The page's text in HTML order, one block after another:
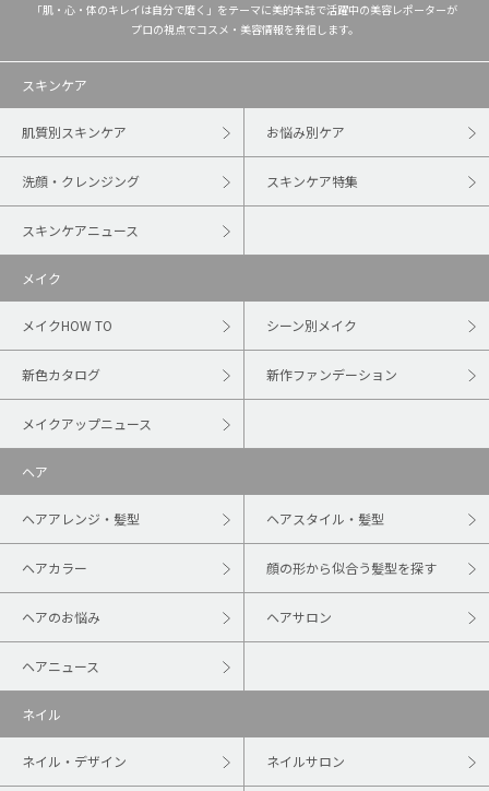
「肌・心・体のキレイは自分で磨く」をテーマに美的本誌で活躍中の美容レポーターが
プロの視点でコスメ・美容情報を発信します。
スキンケア
肌質別スキンケア お悩み別ケア
洗顔・クレンジング スキンケア特集
スキンケアニュース
メイク
メイクHOW TO シーン別メイク
新色カタログ 新作ファンデーション
メイクアップニュース
ヘア
ヘアアレンジ・髪型 ヘアスタイル・髪型
ヘアカラー 顔の形から似合う髪型を探す
ヘアのお悩み ヘアサロン
ヘアニュース
ネイル
ネイル・デザイン ネイルサロン